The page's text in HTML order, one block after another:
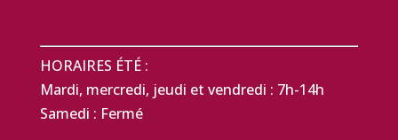
HORAIRES ÉTÉ :
Mardi, mercredi, jeudi et vendredi : 7h-14h
Samedi : Fermé